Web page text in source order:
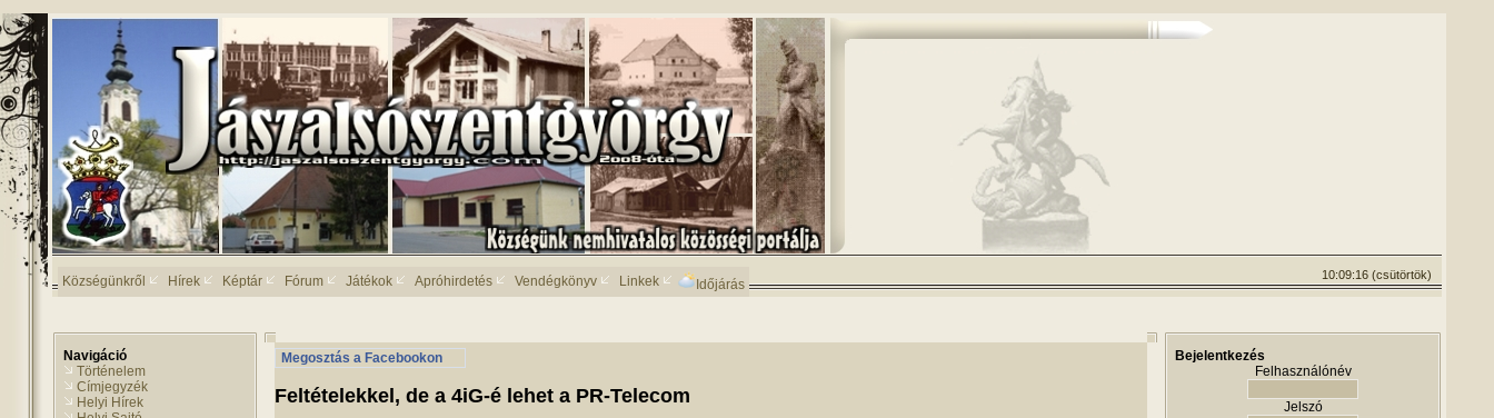
Községünkről Hírek Képtár Fórum Játékok Apróhirdetés Vendégkönyv Linkek Időjárás
10:09:16 (csütörtök)
Navigáció
Történelem
Címjegyzék
Helyi Hírek
Megosztás a Facebookon
Feltételekkel, de a 4iG-é lehet a PR-Telecom
Bejelentkezés
Felhasználónév
Jelszó